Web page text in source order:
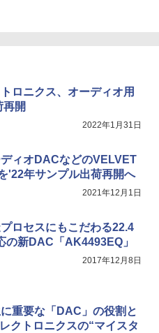
ロニクス、オーディオ用
再開
2022年1月31日
ィオDACなどのVELVET
'22年サンプル出荷再開へ
2021年12月1日
ロセスにもこだわる22.4
の新DAC「AK4493EQ」
2017年12月8日
重要な「DAC」の役割と
クトロニクスの“マイスタ